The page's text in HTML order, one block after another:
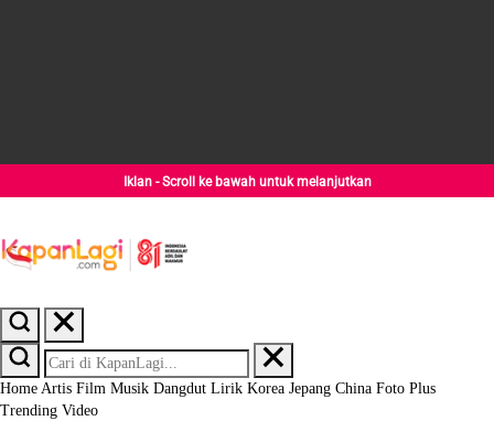
Iklan - Scroll ke bawah untuk melanjutkan
Home Artis Film Musik Dangdut Lirik Korea Jepang China Foto Plus
Trending Video